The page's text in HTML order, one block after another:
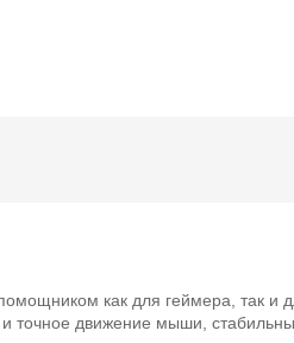
как для геймера, так и
точное движение мыши,